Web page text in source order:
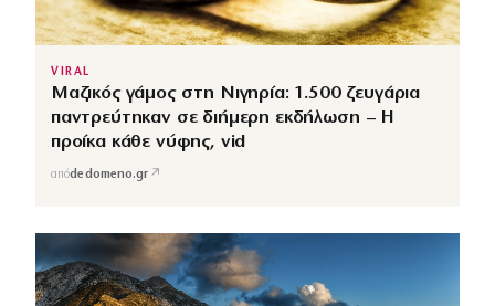
VIRAL
Μαζικός γάμος στη Νιγηρία: 1.500 ζευγάρια
παντρεύτηκαν σε διήμερη εκδήλωση – Η
προίκα κάθε νύφης, vid
απόdedomeno.gr ↗